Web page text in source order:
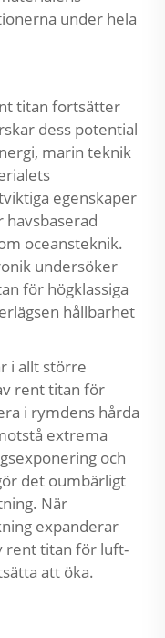
under hela
titan fortsätter
dess potential
marin teknik
egenskaper
oceansteknik.
undersöker
för högklassiga
hållbarhet
i allt större
rent titan för
i rymdens hårda
extrema
och
det oumbärligt
När
expanderar
rent titan för luft-
att öka.